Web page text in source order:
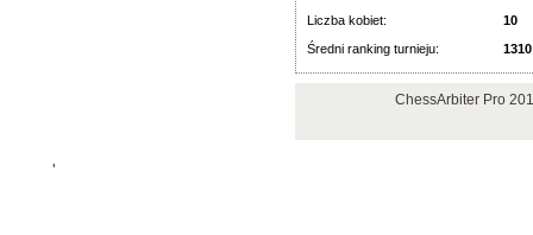
Liczba kobiet:
10
Średni ranking turnieju:
1310
ChessArbiter Pro
'